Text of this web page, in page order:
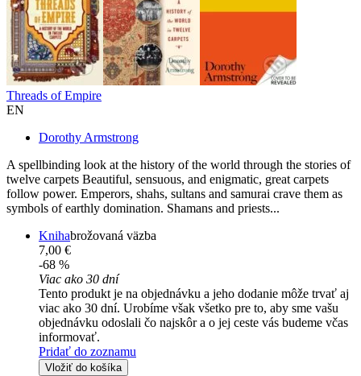
Threads of Empire
EN
Dorothy Armstrong
A spellbinding look at the history of the world through the stories of
twelve carpets Beautiful, sensuous, and enigmatic, great carpets
follow power. Emperors, shahs, sultans and samurai crave them as
symbols of earthly domination. Shamans and priests...
Knihabrožovaná väzba
7,00 €
-68 %
Viac ako 30 dní
Tento produkt je na objednávku a jeho dodanie môže trvať aj
viac ako 30 dní. Urobíme však všetko pre to, aby sme vašu
objednávku odoslali čo najskôr a o jej ceste vás budeme včas
informovať.
Pridať do zoznamu
Vložiť do košíka